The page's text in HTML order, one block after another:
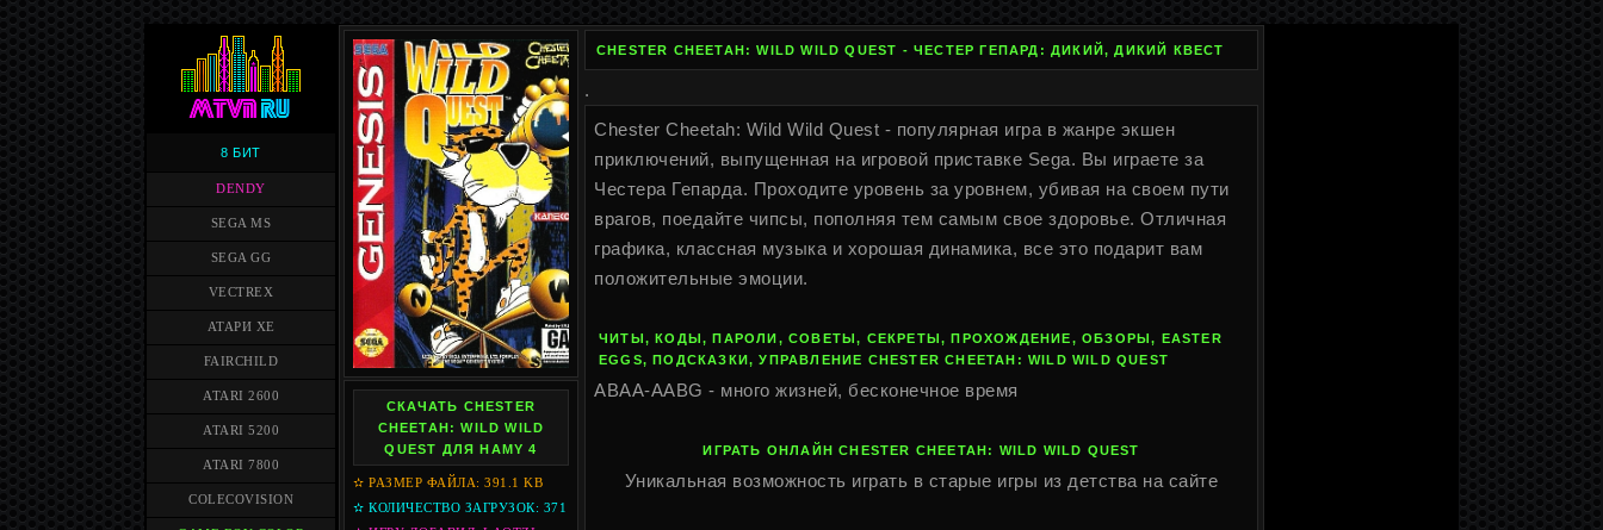
8 БИТ
DENDY
SEGA MS
SEGA GG
VECTREX
АТАРИ XE
FAIRCHILD
ATARI 2600
ATARI 5200
ATARI 7800
COLECOVISION
СКАЧАТЬ CHESTER
CHEETAH: WILD WILD
QUEST ДЛЯ HAMY 4
✫ РАЗМЕР ФАЙЛА: 391.1 KB
✫ КОЛИЧЕСТВО ЗАГРУЗОК: 371
CHESTER CHEETAH: WILD WILD QUEST - ЧЕСТЕР ГЕПАРД: ДИКИЙ, ДИКИЙ КВЕСТ
.
Chester Cheetah: Wild Wild Quest - популярная игра в жанре экшен
приключений, выпущенная на игровой приставке Sega. Вы играете за
Честера Гепарда. Проходите уровень за уровнем, убивая на своем пути
врагов, поедайте чипсы, пополняя тем самым свое здоровье. Отличная
графика, классная музыка и хорошая динамика, все это подарит вам
положительные эмоции.
ЧИТЫ, КОДЫ, ПАРОЛИ, СОВЕТЫ, СЕКРЕТЫ, ПРОХОЖДЕНИЕ, ОБЗОРЫ, EASTER
EGGS, ПОДСКАЗКИ, УПРАВЛЕНИЕ CHESTER CHEETAH: WILD WILD QUEST
ABAA-AABG - много жизней, бесконечное время
ИГРАТЬ ОНЛАЙН CHESTER CHEETAH: WILD WILD QUEST
Уникальная возможность играть в старые игры из детства на сайте